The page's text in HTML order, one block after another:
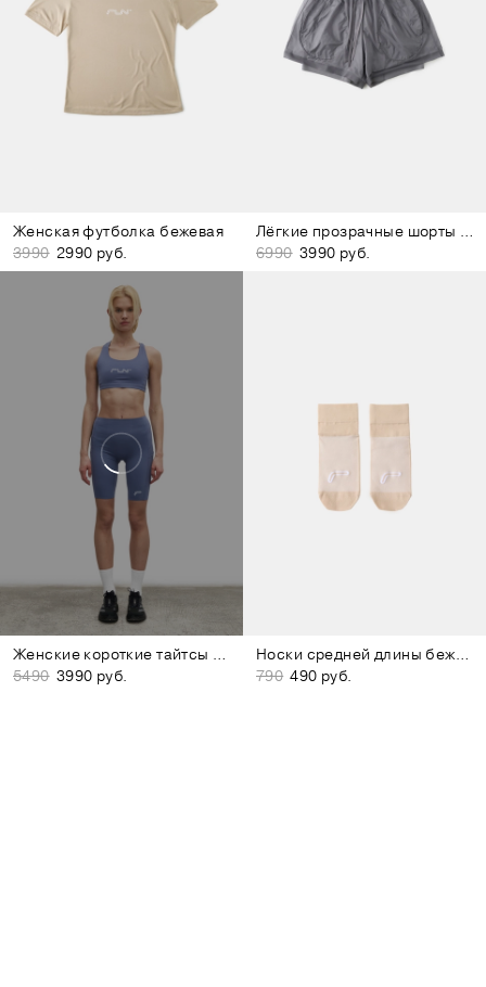
Женская футболка бежевая
3990 2990 руб.
Лёгкие прозрачные шорты серые
6990 3990 руб.
Женские короткие тайтсы фиолетовые
5490 3990 руб.
Носки средней длины бежевые
790 490 руб.